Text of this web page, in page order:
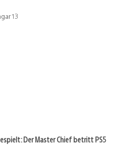
13
Der Master Chief betritt PS5